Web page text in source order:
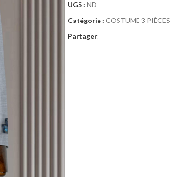
UGS : ND
Catégorie : COSTUME 3 PIÈCES
Partager: